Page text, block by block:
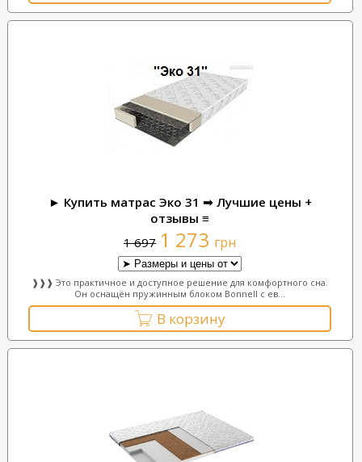
► Купить матрас Эко 31 ➟ Лучшие цены +
отзывы ≡
1 697 1 273 грн
❱❱❱ Это практичное и доступное решение для комфортного сна.
Он оснащён пружинным блоком Bonnell с ев...
В корзину